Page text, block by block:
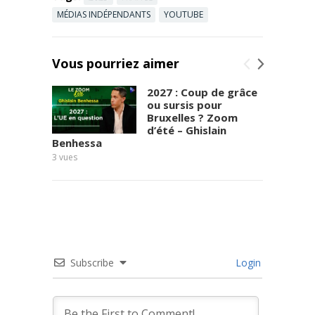
MÉDIAS INDÉPENDANTS
YOUTUBE
Vous pourriez aimer
2027 : Coup de grâce
ou sursis pour
Bruxelles ? Zoom
d’été – Ghislain
Benhessa
3 vues
Subscribe Login